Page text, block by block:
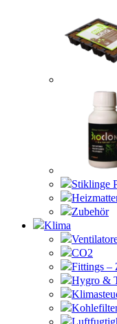
Stiklinge
Zubehör
Klima
CO2
Fittings –
Hygro &